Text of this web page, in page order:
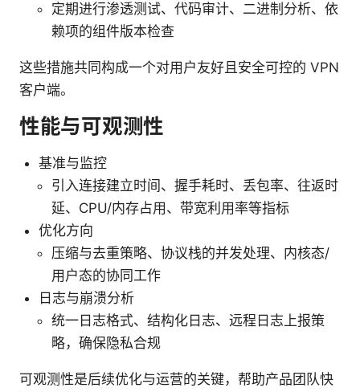
定期进行渗透测试、代码审计、二进制分析、依
赖项的组件版本检查
这些措施共同构成一个对用户友好且安全可控的 VPN
客户端。
性能与可观测性
基准与监控
引入连接建立时间、握手耗时、丢包率、往返时
延、CPU/内存占用、带宽利用率等指标
优化方向
压缩与去重策略、协议栈的并发处理、内核态/
用户态的协同工作
日志与崩溃分析
统一日志格式、结构化日志、远程日志上报策
略，确保隐私合规
可观测性是后续优化与运营的关键，帮助产品团队快